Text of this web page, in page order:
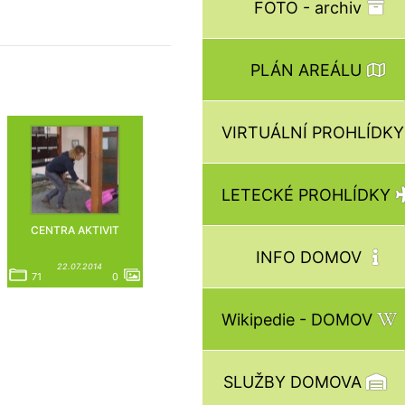
CENTRA AKTIVIT
22.07.2014
0
71
FOTO - archiv
PLÁN AREÁLU
VIRTUÁLNÍ
LETECKÉ PROHLÍDKY
INFO DOMOV
Wikipedie - DOMOV
SLUŽBY DOMOVA